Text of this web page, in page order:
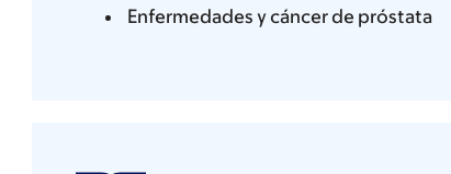
Enfermedades y cáncer de próstata